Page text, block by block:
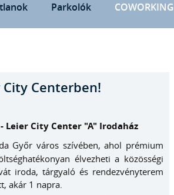
Parkolók COWORKING
City Centerben!
Leier City Center "A" Irodaház
Győr város szívében, ahol prémium
élvezheti a közösségi
iroda, tárgyaló és rendezvényterem
akár 1 napra.